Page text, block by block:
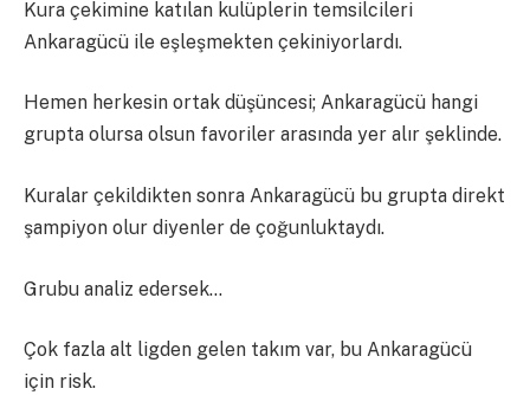
Kura çekimine katılan kulüplerin temsilcileri
Ankaragücü ile eşleşmekten çekiniyorlardı.
Hemen herkesin ortak düşüncesi; Ankaragücü hangi
grupta olursa olsun favoriler arasında yer alır şeklinde.
Kuralar çekildikten sonra Ankaragücü bu grupta direkt
şampiyon olur diyenler de çoğunluktaydı.
Grubu analiz edersek…
Çok fazla alt ligden gelen takım var, bu Ankaragücü
için risk.